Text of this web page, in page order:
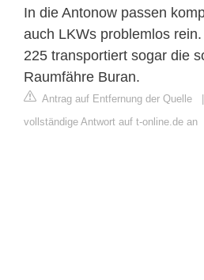
In die Antonow passen
auch LKWs problemlos
225 transportiert sogar die
Raumfähre Buran.
Antrag auf Entfernung der Quelle
vollständige Antwort auf t-online.de an